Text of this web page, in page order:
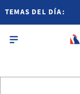
TEMAS DEL DÍA: